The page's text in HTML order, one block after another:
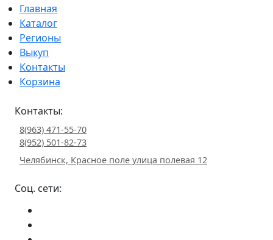
Главная
Каталог
Регионы
Выкуп
Контакты
Корзина
Контакты:
8(963) 471-55-70
8(952) 501-82-73
Челябинск, Красное поле улица полевая 12
Соц. сети: